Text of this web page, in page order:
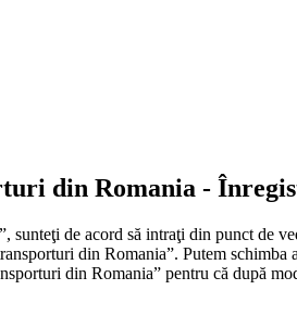
din Romania -
de acord să intraţi din punct de
din Romania”. Putem
din Romania” pentru că după